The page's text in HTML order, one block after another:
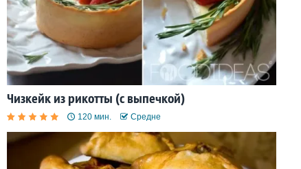
Чизкейк из рикотты (с выпечкой)
120 мин. Средне